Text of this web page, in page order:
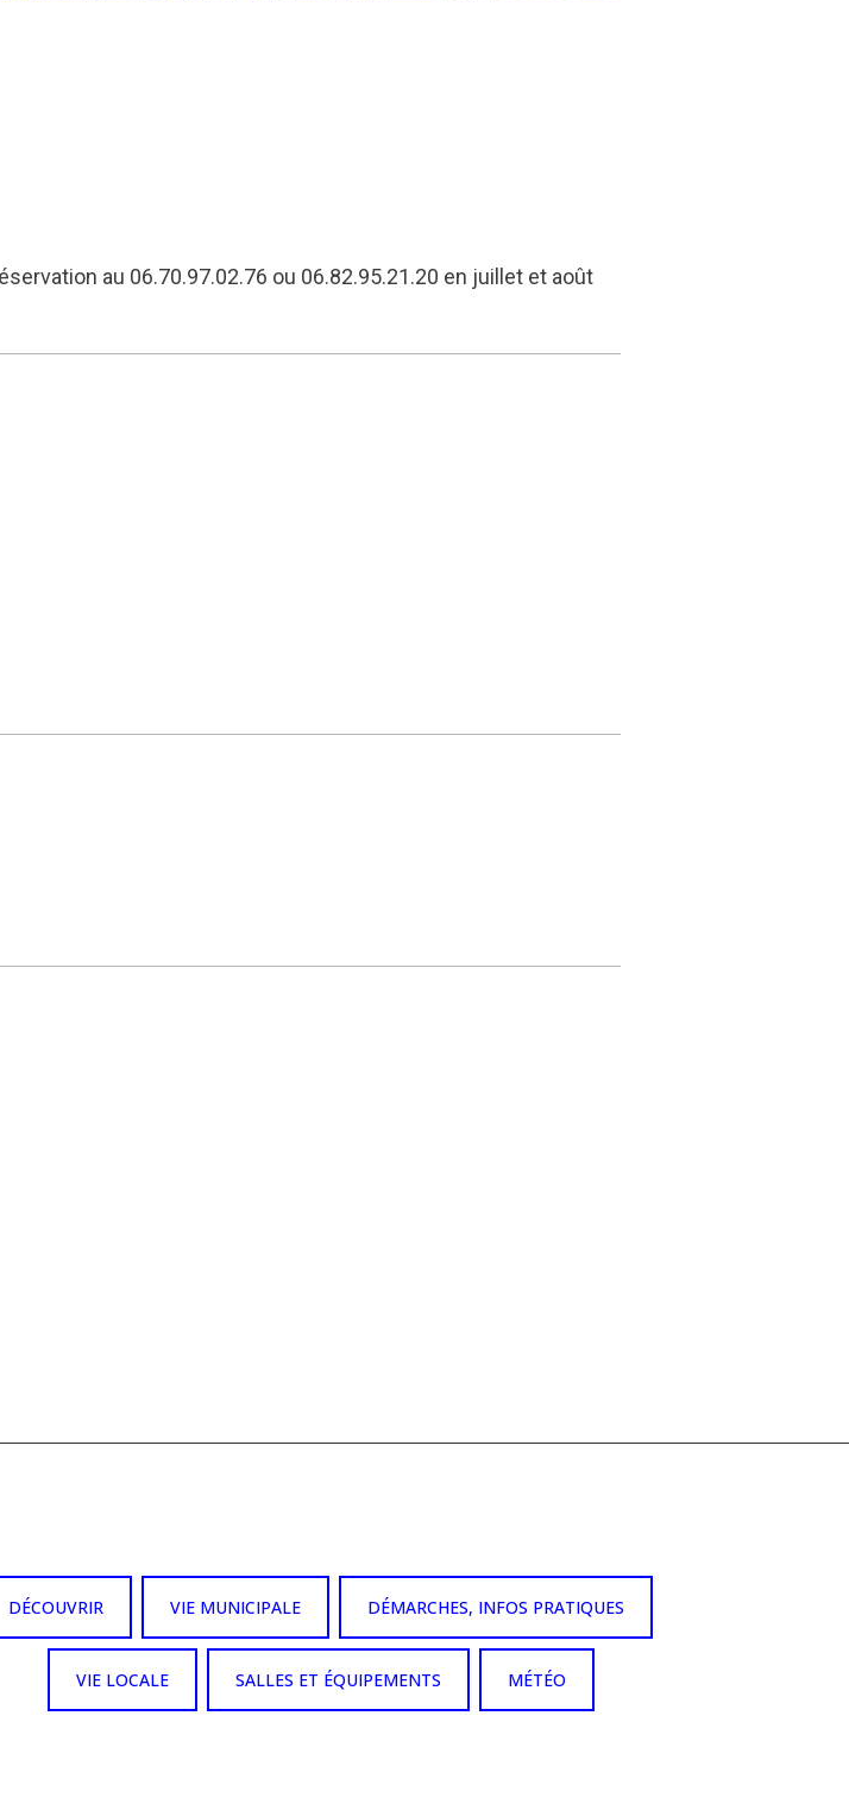
au 06.70.97.02.76 ou 06.82.95.21.20 en juillet et août
DÉCOUVRIR VIE MUNICIPALE DÉMARCHES, INFOS PRATIQUES
VIE LOCALE SALLES ET ÉQUIPEMENTS MÉTÉO